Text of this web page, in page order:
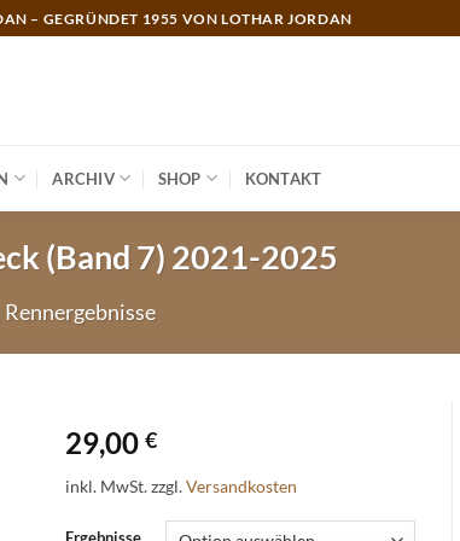
– GEGRÜNDET 1955 VON LOTHAR JORDAN
ARCHIV SHOP KONTAKT
(Band 7) 2021-2025
Rennergebnisse
29,00 €
inkl. MwSt.zzgl.Versandkosten
Ergebnisse